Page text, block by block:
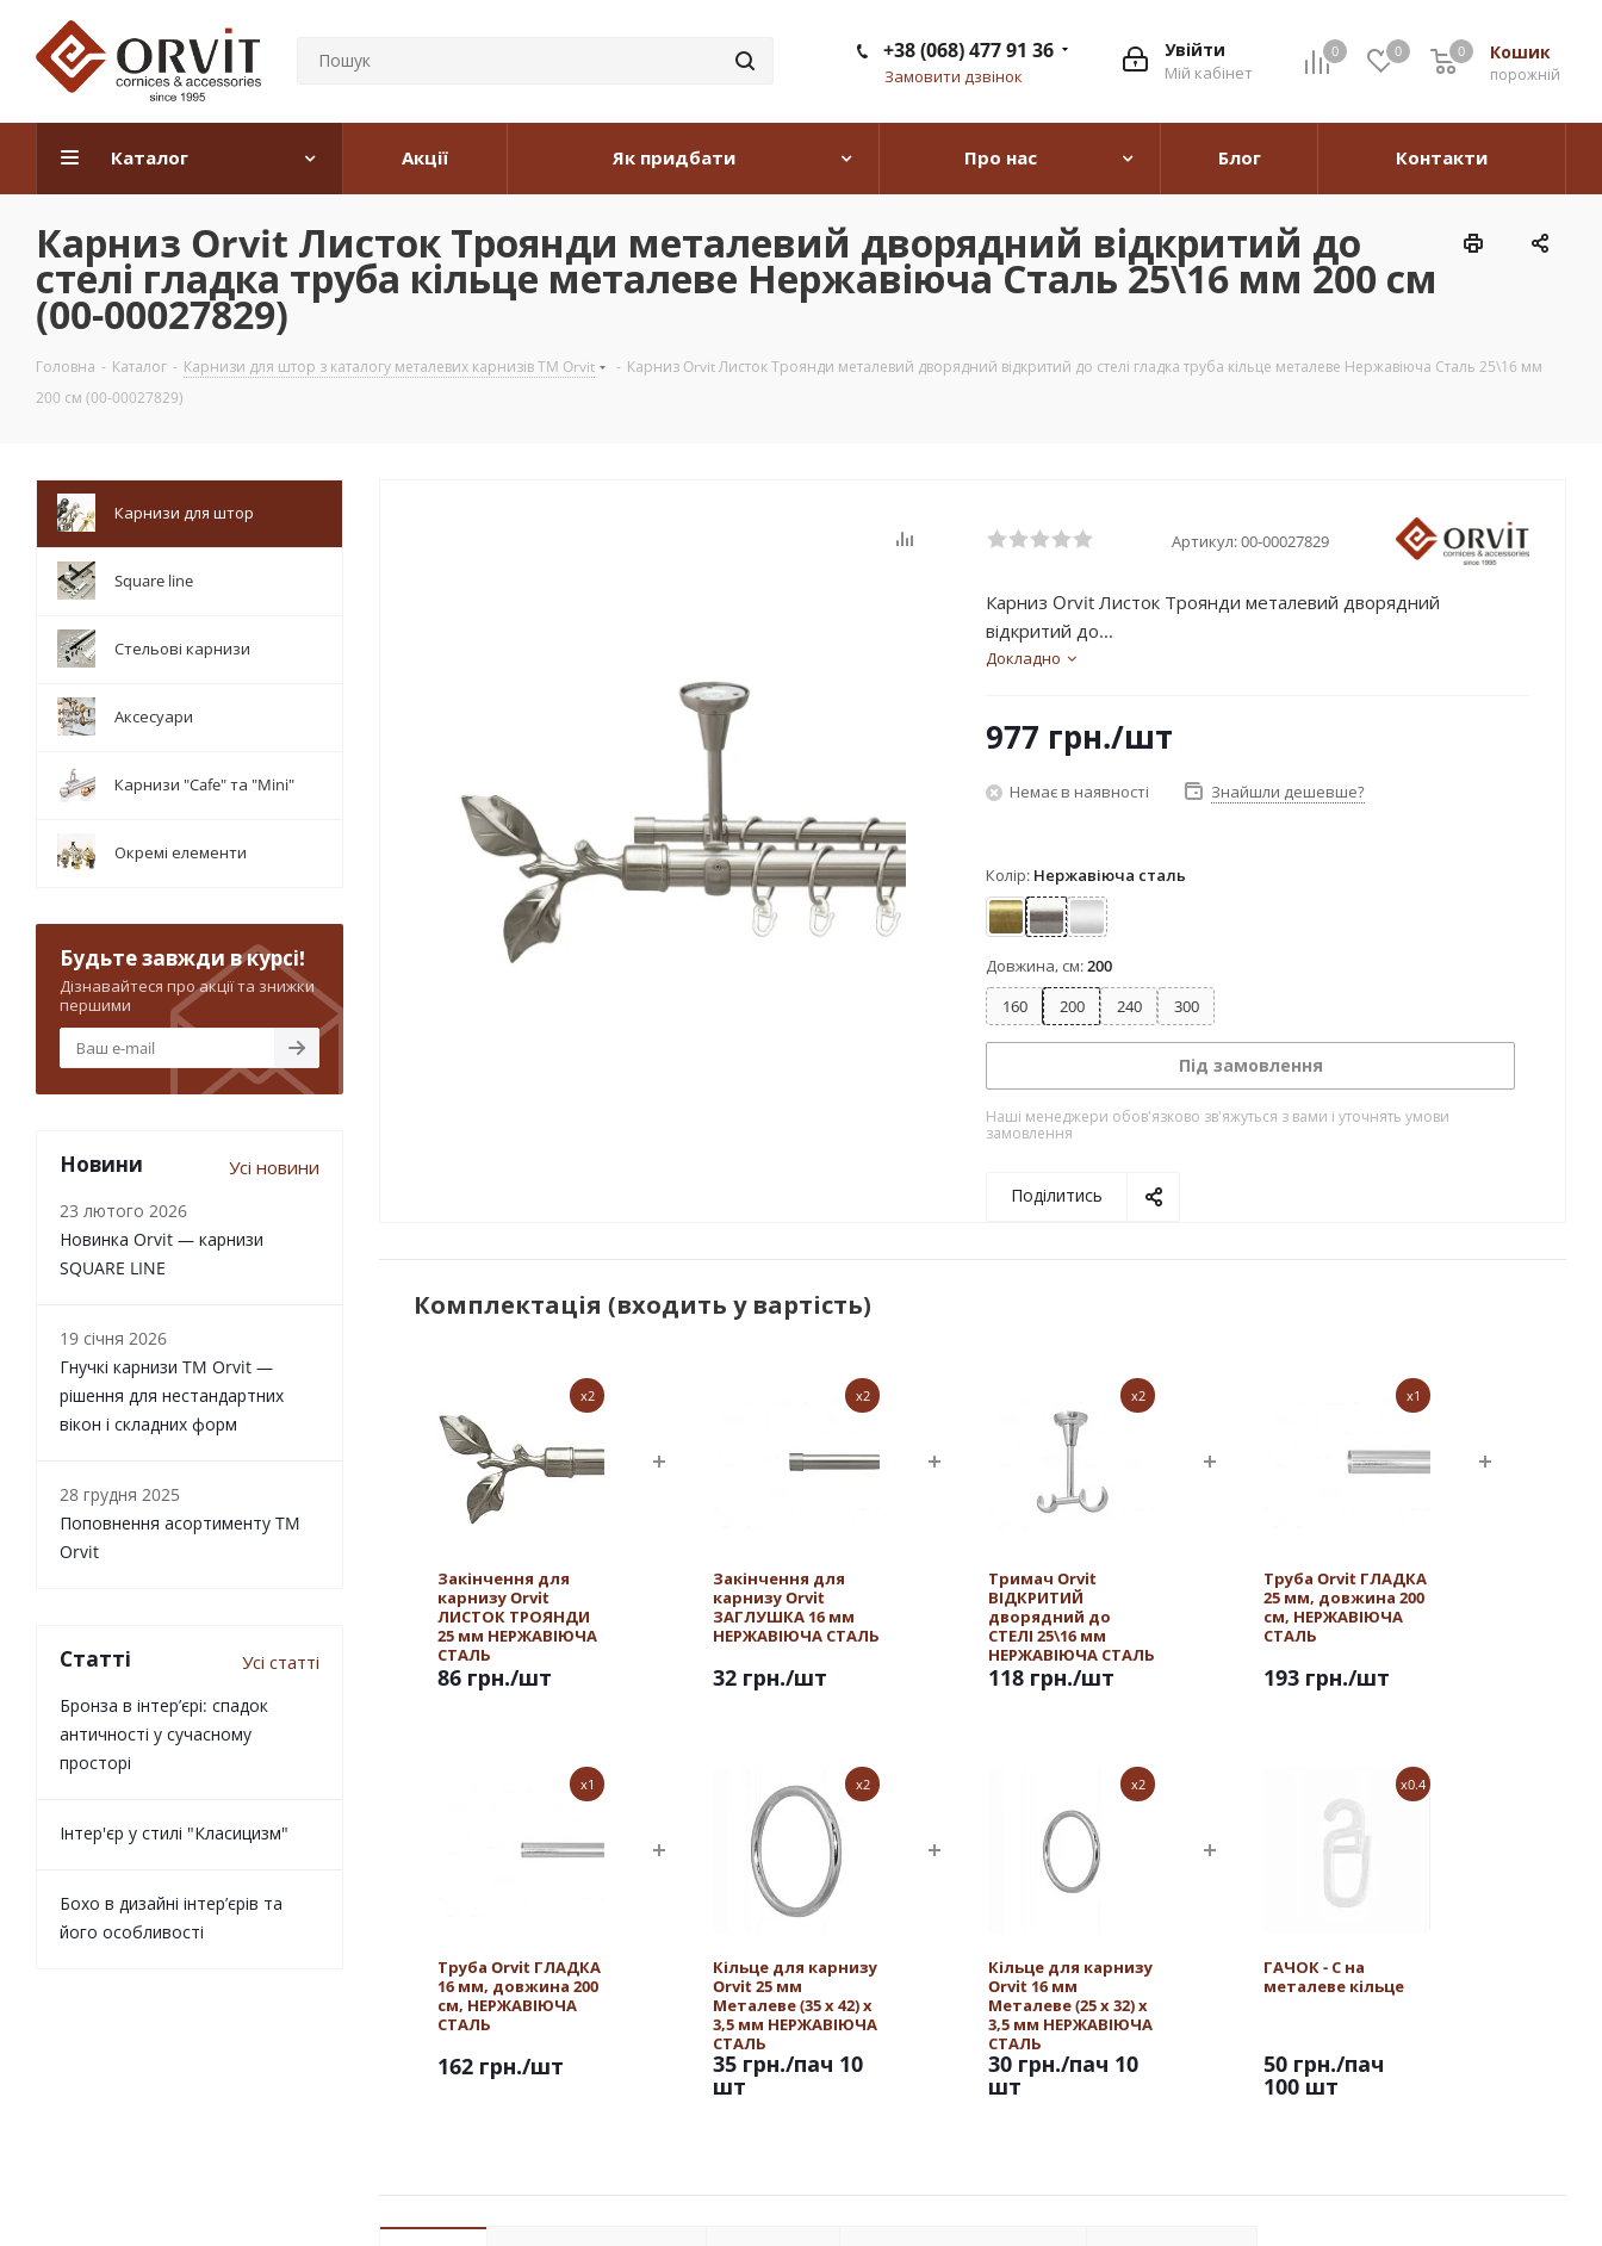
0 0 Кошик
0
порожній
0
Увійти
Мій кабінет
+38 (068) 477 91 36
Замовити дзвінок
Каталог Акції Як придбати Про нас Блог Контакти
Карниз Orvit Листок Троянди металевий дворядний відкритий до
стелі гладка труба кільце металеве Нержавіюча Сталь 25\16 мм 200 см
(00-00027829)
Головна - Каталог - Карнизи для штор з каталогу металевих карнизів TM Orvit - Карниз Orvit Листок Троянди металевий дворядний відкритий до стелі гладка труба кільце металеве Нержавіюча Сталь 25\16 мм
200 см (00-00027829)
Артикул:00-00027829
Карниз Orvit Листок Троянди металевий дворядний
відкритий до...
Докладно
977 грн./шт
Немає в наявності Знайшли дешевше?
Колір: Нержавіюча сталь
АнтикНержавіюча сталь
Сатин
Довжина, см:200
160
200 240 300
Під замовлення
Наші менеджери обов'язково зв'яжуться з вами і уточнять умови
замовлення
Поділитись
Комплектація (входить у вартість)
x2
Закінчення для
карнизу Orvit
ЛИСТОК ТРОЯНДИ
25 мм НЕРЖАВІЮЧА
СТАЛЬ
86 грн./шт
x2
Закінчення для
карнизу Orvit
ЗАГЛУШКА 16 мм
НЕРЖАВІЮЧА СТАЛЬ
32 грн./шт
x2
Тримач Orvit
ВІДКРИТИЙ
дворядний до
СТЕЛІ 25\16 мм
НЕРЖАВІЮЧА СТАЛЬ
118 грн./шт
x1
Труба Orvit ГЛАДКА
25 мм, довжина 200
см, НЕРЖАВІЮЧА
СТАЛЬ
193 грн./шт
x1
Труба Orvit ГЛАДКА
16 мм, довжина 200
см, НЕРЖАВІЮЧА
СТАЛЬ
162 грн./шт
x2
Кільце для карнизу
Orvit 25 мм
Металеве (35 х 42) х
3,5 мм НЕРЖАВІЮЧА
СТАЛЬ
35 грн./пач 10
шт
x2
Кільце для карнизу
Orvit 16 мм
Металеве (25 х 32) х
3,5 мм НЕРЖАВІЮЧА
СТАЛЬ
30 грн./пач 10
шт
x0.4
ГАЧОК - С на
металеве кільце
50 грн./пач
100 шт
Карнизи для штор
Square line
Стельові карнизи
Аксесуари
Карнизи "Cafe" та "Mini"
Окремі елементи
Будьте завжди в курсі!
Дізнавайтеся про акції та знижки
першими
Новини Усі новини
23 лютого 2026
Новинка Orvit — карнизи
SQUARE LINE
19 січня 2026
Гнучкі карнизи TM Orvit —
рішення для нестандартних
вікон і складних форм
28 грудня 2025
Поповнення асортименту TM
Orvit
Статті Усі статті
Бронза в інтер’єрі: спадок
античності у сучасному
просторі
Інтер'єр у стилі "Класицизм"
Бохо в дизайні інтер’єрів та
його особливості